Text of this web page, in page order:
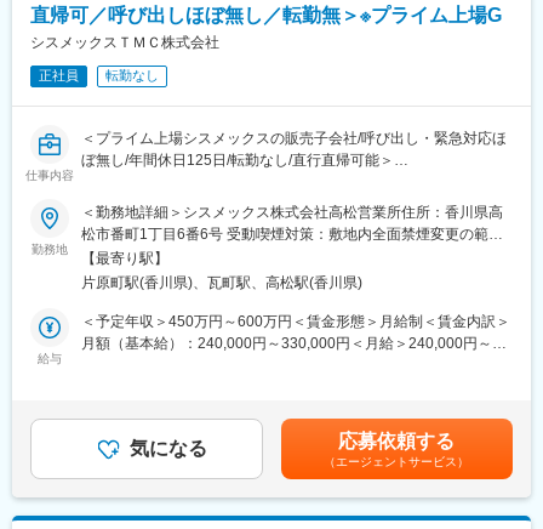
（1）最大限希望を考慮します：
全国50地域以上のPJTからご提案し、なるべくご希望の勤務地に
アサインが可能です。また、次の契約での再配属の際の地域もし
っかり考慮いたします。これは小規模ならではの社内バッティン
CSO業界で10年以上のキャリアを持つベテラン社員が、あなたの
生涯のわたる「キャリア形成」を丁寧にサポートします。その繋
PJTも紹介可能、また過去には、10年ほどブランクのある50代の
方のご支援の実績もあるなど選考の合格率も高いです。
（3）長期就業／キャリア形成が可能：
弊社所属のMRはシニア（50代）がボリュームゾーン。契約社員
としてパフォーマンスが高い場合は50代の方でも正社員への転換
もあります。契約の更新についても著しく業務態度が悪い／業績
が上がっていないなどではない限りは原則更新となります。ま
直帰可／呼び出しほぼ無し／転勤無＞※プライム上場G
シスメックスＴＭＣ株式会社
正社員 転勤なし
仕事内容
＜プライム上場シスメックスの販売子会社/呼び出し・緊急対応ほ
ぼ無し/年間休日125日/転勤なし/直行直帰可能＞
■職務内容：
ヘマトロジー（血球計数検査）分野で世界トップクラスのシェア
を誇るシスメックス100％資本のグループ企業において、検査装
置のルート営業をご担当いただきます。同社は東証プライム上場
のシスメックス株式会社の販売子会社で、同社の検査機器を中小
病院・クリニックを中心に販売しております。
～具体的には～
のために代理店と密にコミュニケーションを取り、協働しなが
ら、リプレイス情報や病院情報を得て、クライアントを紹介して
勤務地
＜勤務地詳細＞シスメックス株式会社高松営業所住所：香川県高
松市番町1丁目6番6号 受動喫煙対策：敷地内全面禁煙変更の範
囲：会社の定める事業所
【最寄り駅】
片原町駅(香川県)、瓦町駅、高松駅(香川県)
給与
＜予定年収＞450万円～600万円＜賃金形態＞月給制＜賃金内訳＞
月額（基本給）：240,000円～330,000円＜月給＞240,000円～
す。月給(月額)は固定手当を含めた表記です。
気になる 応募依頼する
（エージェントサービス）